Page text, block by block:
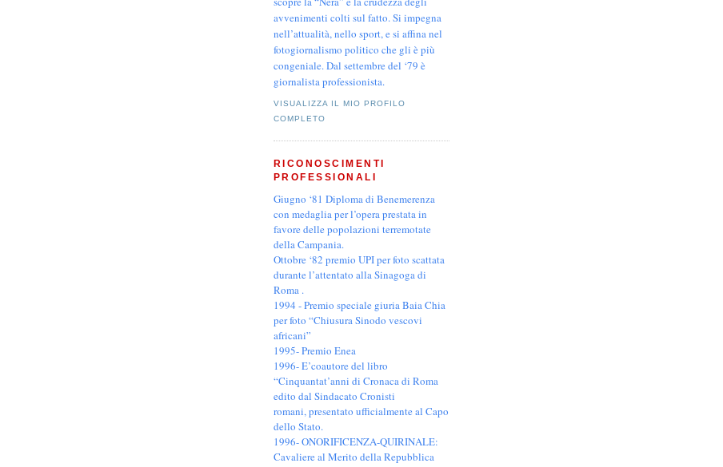
avvenimenti colti sul fatto. Si impegna
nell’attualità, nello sport, e si affina nel
fotogiornalismo politico che gli è più
congeniale. Dal settembre del ‘79 è
giornalista professionista.
VISUALIZZA IL MIO PROFILO
COMPLETO
RICONOSCIMENTI
PROFESSIONALI
Giugno ‘81 Diploma di Benemerenza
con medaglia per l’opera prestata in
favore delle popolazioni terremotate
della Campania.
Ottobre ‘82 premio UPI per foto scattata
durante l’attentato alla Sinagoga di
Roma .
1994 - Premio speciale giuria Baia Chia
per foto “Chiusura Sinodo vescovi
africani”
1995- Premio Enea
1996- E’coautore del libro
“Cinquantat’anni di Cronaca di Roma
edito dal Sindacato Cronisti
romani, presentato ufficialmente al Capo
dello Stato.
1996- ONORIFICENZA-QUIRINALE:
Cavaliere al Merito della Repubblica